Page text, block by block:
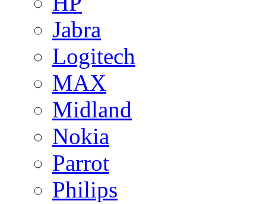
Jabra
Logitech
MAX
Midland
Nokia
Parrot
Philips